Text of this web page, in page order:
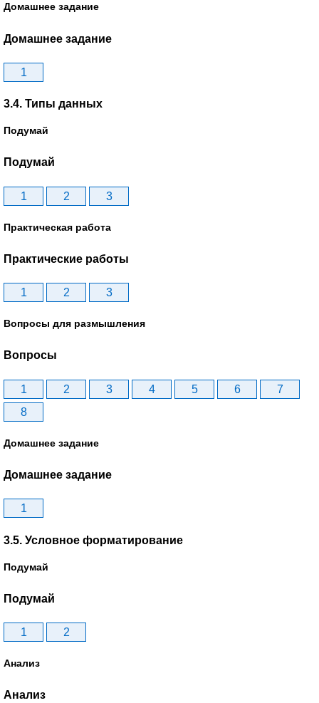
Домашнее задание
Домашнее задание
1
3.4. Типы данных
Подумай
Подумай
1 2 3
Практическая работа
Практические работы
1 2 3
Вопросы для размышления
Вопросы
1 2 3 4 5 6
7
8
Домашнее задание
Домашнее задание
1
3.5. Условное форматирование
Подумай
Подумай
1 2
Анализ
Анализ